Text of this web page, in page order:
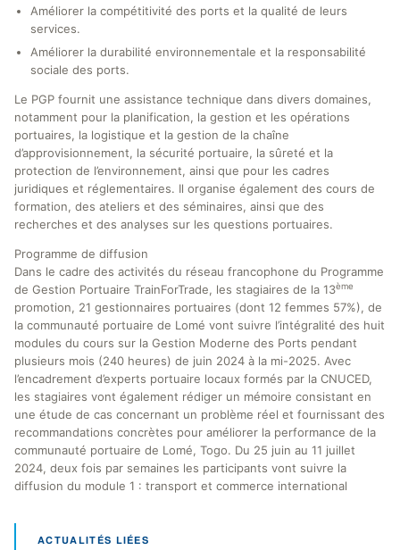
Améliorer la compétitivité des ports et la qualité de leurs
services.
Améliorer la durabilité environnementale et la responsabilité
sociale des ports.
Le PGP fournit une assistance technique dans divers domaines,
notamment pour la planification, la gestion et les opérations
portuaires, la logistique et la gestion de la chaîne
d’approvisionnement, la sécurité portuaire, la sûreté et la
protection de l’environnement, ainsi que pour les cadres
juridiques et réglementaires. Il organise également des cours de
formation, des ateliers et des séminaires, ainsi que des
recherches et des analyses sur les questions portuaires.
Programme de diffusion
Dans le cadre des activités du réseau francophone du Programme
de Gestion Portuaire TrainForTrade, les stagiaires de la 13ème
promotion, 21 gestionnaires portuaires (dont 12 femmes 57%), de
la communauté portuaire de Lomé vont suivre l’intégralité des huit
modules du cours sur la Gestion Moderne des Ports pendant
plusieurs mois (240 heures) de juin 2024 à la mi-2025. Avec
l’encadrement d’experts portuaire locaux formés par la CNUCED,
les stagiaires vont également rédiger un mémoire consistant en
une étude de cas concernant un problème réel et fournissant des
recommandations concrètes pour améliorer la performance de la
communauté portuaire de Lomé, Togo. Du 25 juin au 11 juillet
2024, deux fois par semaines les participants vont suivre la
diffusion du module 1 : transport et commerce international
ACTUALITÉS LIÉES